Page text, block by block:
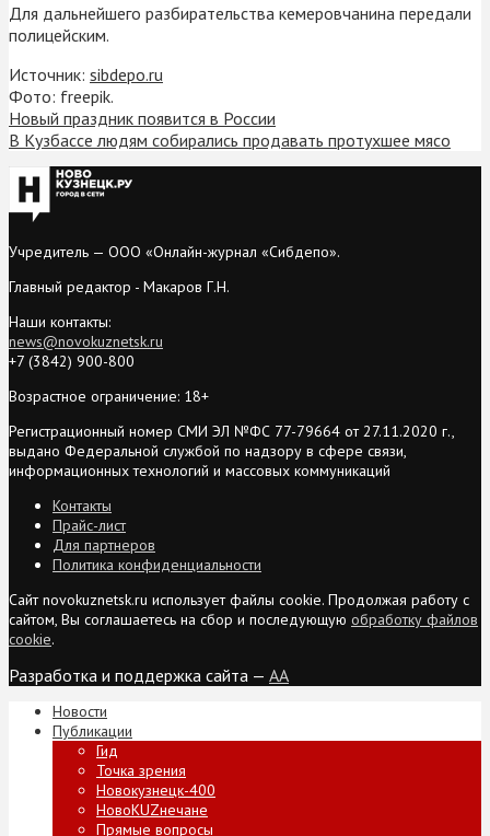
Для дальнейшего разбирательства кемеровчанина передали
полицейским.
Источник: sibdepo.ru
Фото: freepik.
Новый праздник появится в России
В Кузбассе людям собирались продавать протухшее мясо
Учредитель — ООО «Онлайн-журнал «Сибдепо».
Главный редактор - Макаров Г.Н.
Наши контакты:
news@novokuznetsk.ru
+7 (3842) 900-800
Возрастное ограничение: 18+
Регистрационный номер СМИ ЭЛ №ФС 77-79664 от 27.11.2020 г.,
выдано Федеральной службой по надзору в сфере связи,
информационных технологий и массовых коммуникаций
Контакты
Прайс-лист
Для партнеров
Политика конфиденциальности
Сайт novokuznetsk.ru использует файлы cookie. Продолжая работу с
сайтом, Вы соглашаетесь на сбор и последующую обработку файлов
cookie.
Разработка и поддержка сайта — AA
Новости
Публикации
Гид
Точка зрения
Новокузнецк-400
НовоKUZнечане
Прямые вопросы